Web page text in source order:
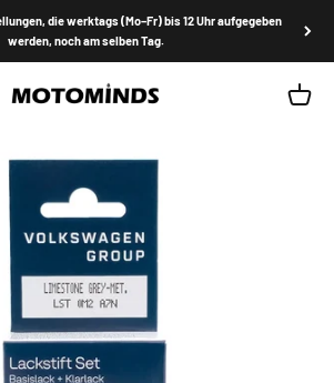
die werktags (Mo–Fr) bis 12 Uhr aufgegeben
werden, noch am selben Tag.
MOTOMINDS